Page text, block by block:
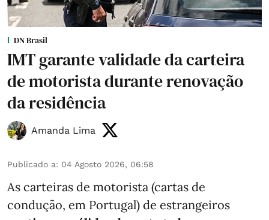
DN Brasil
IMT garante validade da carteira
de motorista durante renovação
da residência
Amanda Lima
Publicado a: 04 Agosto 2026, 06:58
As carteiras de motorista (cartas de
condução, em Portugal) de estrangeiros